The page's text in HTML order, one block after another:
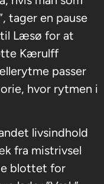
tager en pause
Læsø for at
Kærulff
passer
hvor rytmen i
livsindhold
fra mistrivsel
blottet for